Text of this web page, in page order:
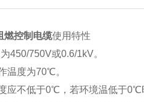
燃控制电缆使用特性
450/750V或0.6/1kV。
温度为70℃。
应不低于0℃，若环境温低于0℃